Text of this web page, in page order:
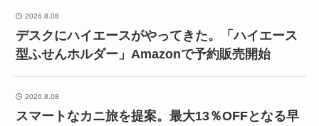
2026.8.08
デスクにハイエースがやってきた。「ハイエース
型ふせんホルダー」Amazonで予約販売開始
2026.8.08
スマートなカニ旅を提案。最大13％OFFとなる早